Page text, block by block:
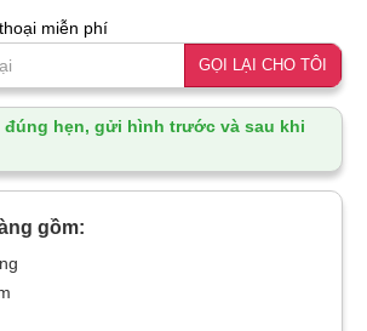
miễn phí
GỌI LẠI CHO TÔI
đúng hẹn, gửi hình trước và sau khi
gồm: